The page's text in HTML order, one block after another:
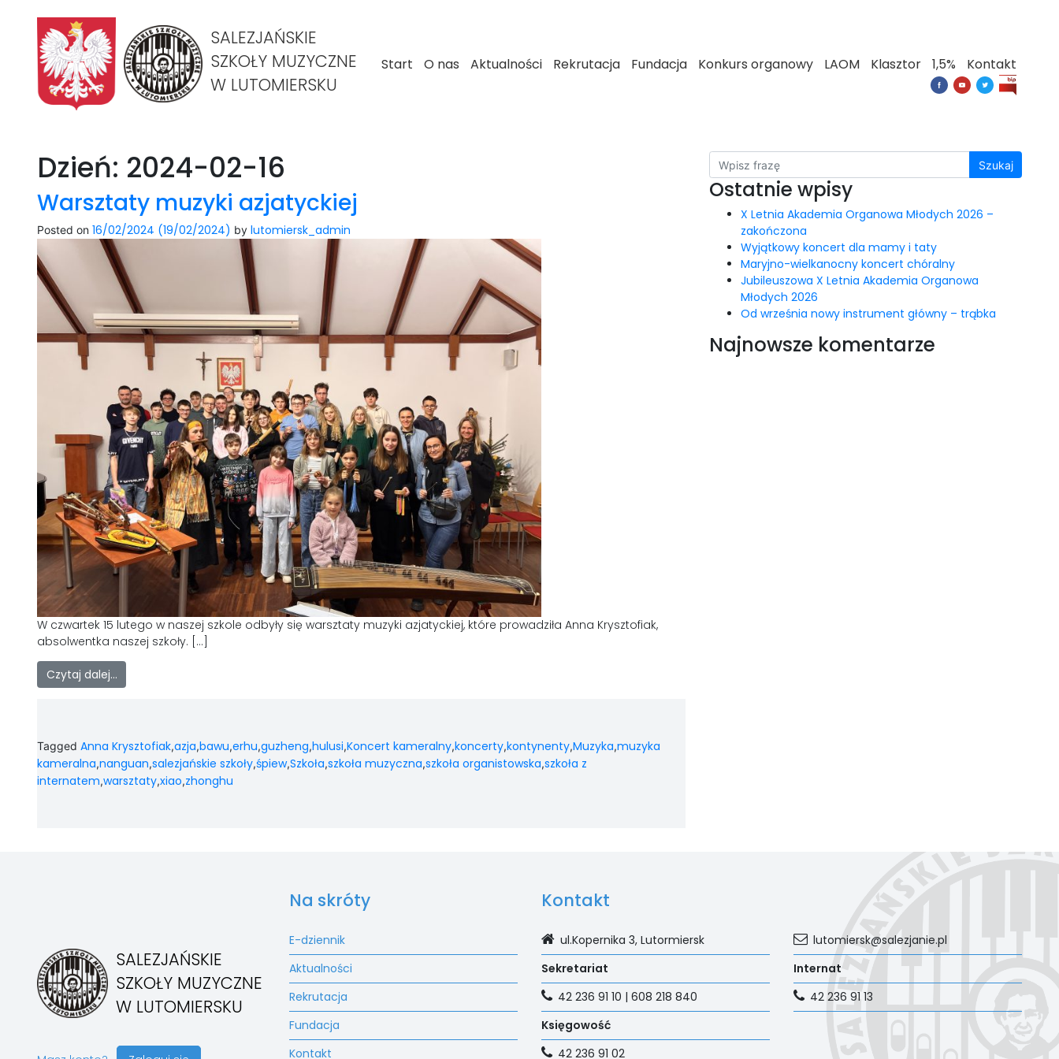
SALEZJAŃSKIE
SZKOŁY MUZYCZNE
W LUTOMIERSKU
Start O nas Aktualności Rekrutacja Fundacja Konkurs organowy LAOM Klasztor 1,5% Kontakt
Dzień: 2024-02-16
Warsztaty muzyki azjatyckiej
Posted on 16/02/2024 (19/02/2024) by lutomiersk_admin
W czwartek 15 lutego w naszej szkole odbyły się warsztaty muzyki azjatyckiej, które prowadziła Anna Krysztofiak,
absolwentka naszej szkoły. […]
Czytaj dalej…
Tagged Anna Krysztofiak,azja,bawu,erhu,guzheng,hulusi,Koncert kameralny,koncerty,kontynenty,Muzyka,muzyka
kameralna,nanguan,salezjańskie szkoły,śpiew,Szkoła,szkoła muzyczna,szkoła organistowska,szkoła z
internatem,warsztaty,xiao,zhonghu
Szukaj
Ostatnie wpisy
X Letnia Akademia Organowa Młodych 2026 –
zakończona
Wyjątkowy koncert dla mamy i taty
Maryjno-wielkanocny koncert chóralny
Jubileuszowa X Letnia Akademia Organowa
Młodych 2026
Od września nowy instrument główny – trąbka
Najnowsze komentarze
SALEZJAŃSKIE
SZKOŁY MUZYCZNE
W LUTOMIERSKU
Na skróty
E-dziennik
Aktualności
Rekrutacja
Fundacja
Kontakt
Kontakt
ul.Kopernika 3, Lutormiersk
Sekretariat
42 236 91 10 | 608 218 840
Księgowość
42 236 91 02
lutomiersk@salezjanie.pl
Internat
42 236 91 13